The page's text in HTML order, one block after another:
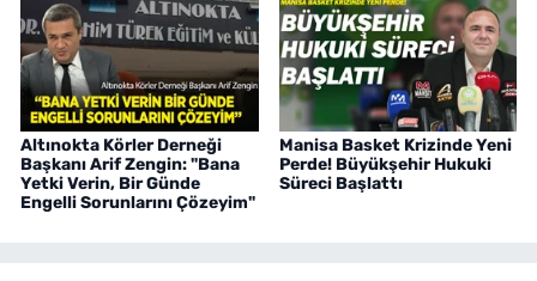
Altınokta Körler Derneği
Başkanı Arif Zengin: "Bana
Yetki Verin, Bir Günde
Engelli Sorunlarını Çözeyim"
Manisa Basket Krizinde Yeni
Perde! Büyükşehir Hukuki
Süreci Başlattı